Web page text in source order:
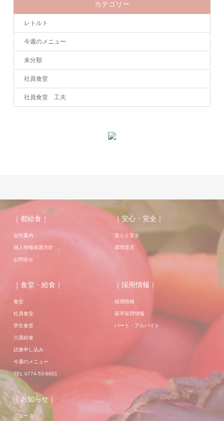
カテゴリー
レトルト
今週のメニュー
未分類
社員食堂
社員食堂 工夫
｜都給食｜
会社案内
個人情報保護方針
お問合せ
｜安心・安全｜
安心と安全
環境宣言
｜食堂・給食｜
食堂
社員食堂
学生食堂
介護給食
試食申し込み
今週のメニュー
TEL 0774-53-6001
｜採用情報｜
採用情報
新卒採用情報
パート・アルバイト
｜お知らせ｜
ニュース